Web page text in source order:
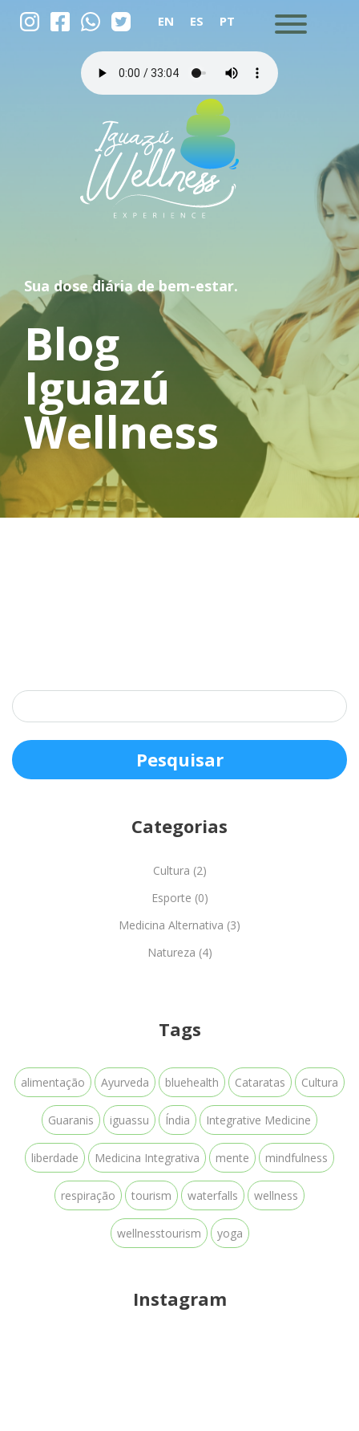
EN ES PT
Sua dose diária de bem-estar.
Blog
Iguazú
Wellness
Categorias
Cultura (2)
Esporte (0)
Medicina Alternativa (3)
Natureza (4)
Tags
alimentação Ayurveda bluehealth Cataratas Cultura
Guaranis iguassu Índia Integrative Medicine
liberdade Medicina Integrativa mente mindfulness
respiração tourism waterfalls wellness
wellnesstourism yoga
Instagram